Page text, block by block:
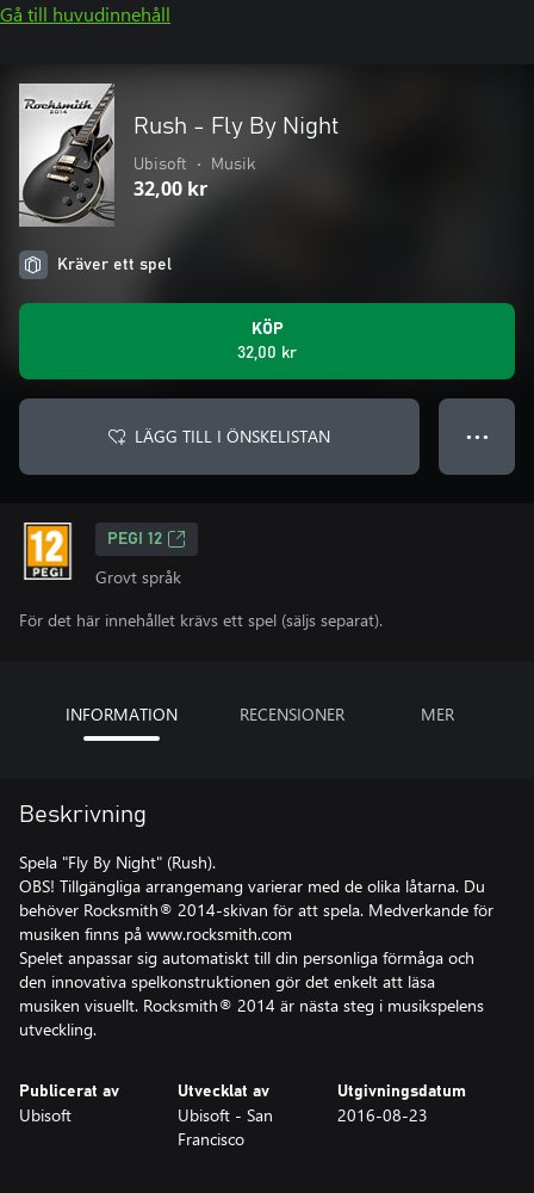
Gå till huvudinnehåll
Rush - Fly By Night
Ubisoft • Musik
32,00 kr
Kräver ett spel
KÖP
32,00 kr
LÄGG TILL I ÖNSKELISTAN ● ● ●
PEGI 12
Grovt språk
För det här innehållet krävs ett spel (säljs separat).
INFORMATION RECENSIONER MER
Beskrivning
Spela "Fly By Night" (Rush).
OBS! Tillgängliga arrangemang varierar med de olika låtarna. Du
behöver Rocksmith® 2014-skivan för att spela. Medverkande för
musiken finns på www.rocksmith.com
Spelet anpassar sig automatiskt till din personliga förmåga och
den innovativa spelkonstruktionen gör det enkelt att läsa
musiken visuellt. Rocksmith® 2014 är nästa steg i musikspelens
utveckling.
Publicerat av
Ubisoft
Utvecklat av
Ubisoft - San
Francisco
Utgivningsdatum
2016-08-23